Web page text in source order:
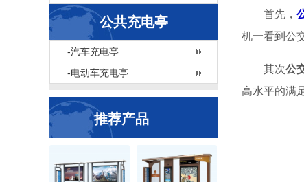
公共充电亭
-汽车充电亭
-电动车充电亭
推荐产品
首先，
机一看到公
其次公
高水平的满